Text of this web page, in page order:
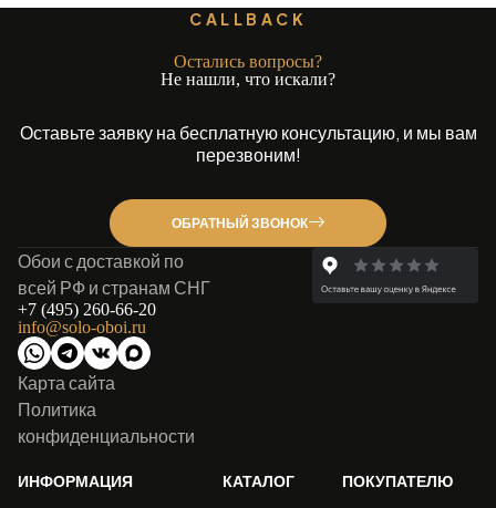
CALLBACK
Остались вопросы?
Не нашли, что искали?
Оставьте заявку на бесплатную консультацию, и мы вам
перезвоним!
ОБРАТНЫЙ ЗВОНОК
Обои с доставкой по
всей РФ и странам СНГ
+7 (495) 260-66-20
info@solo-oboi.ru
Карта сайта
Политика
конфиденциальности
ИНФОРМАЦИЯ КАТАЛОГ ПОКУПАТЕЛЮ